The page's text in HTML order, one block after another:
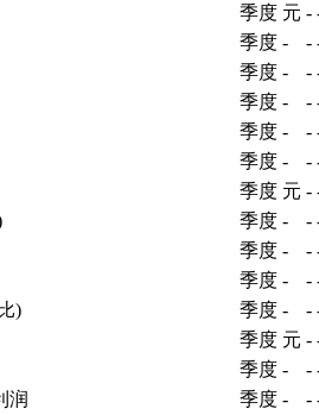
季度 元 -
季度 - -
季度 - -
季度 - -
季度 - -
季度 - -
季度 元 -
季度 - -
季度 - -
季度 - -
)
季度 - -
季度 元 -
季度 - -
润
季度 - -